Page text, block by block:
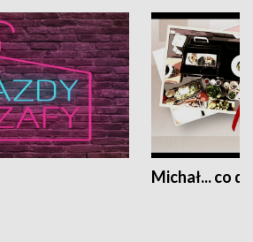
Michał... co